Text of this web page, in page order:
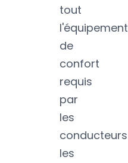
tout
l'équipement
de
confort
requis
par
les
conducteurs
les